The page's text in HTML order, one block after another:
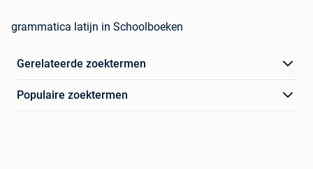
grammatica latijn in Schoolboeken
Gerelateerde zoektermen
Populaire zoektermen